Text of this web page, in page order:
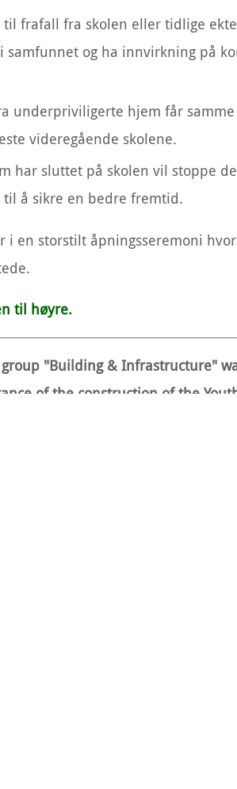
frafall fra skolen eller tidlige
og ha innvirkning på
underpriviligerte hjem får
videregående skolene.
har sluttet på skolen vil stoppe
å sikre en bedre fremtid.
i en storstilt åpningsseremoni
til høyre.
"Building & Infrastructure"
of the construction of the